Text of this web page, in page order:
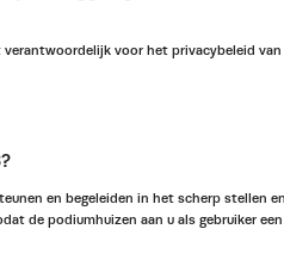
voor het privacybeleid
en begeleiden in het scherp stellen
de podiumhuizen aan u als gebruiker